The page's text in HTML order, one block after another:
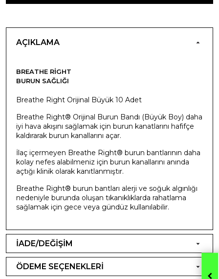
AÇIKLAMA
BREATHE RIGHT
BURUN SAĞLIĞI
Breathe Right Orijinal Büyük 10 Adet
Breathe Right® Orijinal Burun Bandı (Büyük Boy) daha
iyi hava akışını sağlamak için burun kanatlarını hafifçe
kaldırarak burun kanallarını açar.
İlaç içermeyen Breathe Right® burun bantlarının daha
kolay nefes alabilmeniz için burun kanallarını anında
açtığı klinik olarak kanıtlanmıştır.
Breathe Right® burun bantları alerji ve soğuk algınlığı
nedeniyle burunda oluşan tıkanıklıklarda rahatlama
sağlamak için gece veya gündüz kullanılabilir.
İADE/DEĞİŞİM
ÖDEME SEÇENEKLERİ